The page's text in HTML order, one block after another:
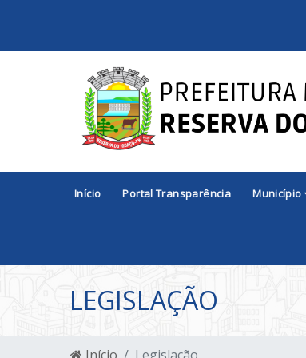
Início Portal Transparência Município
LEGISLAÇÃO
Início Legislação